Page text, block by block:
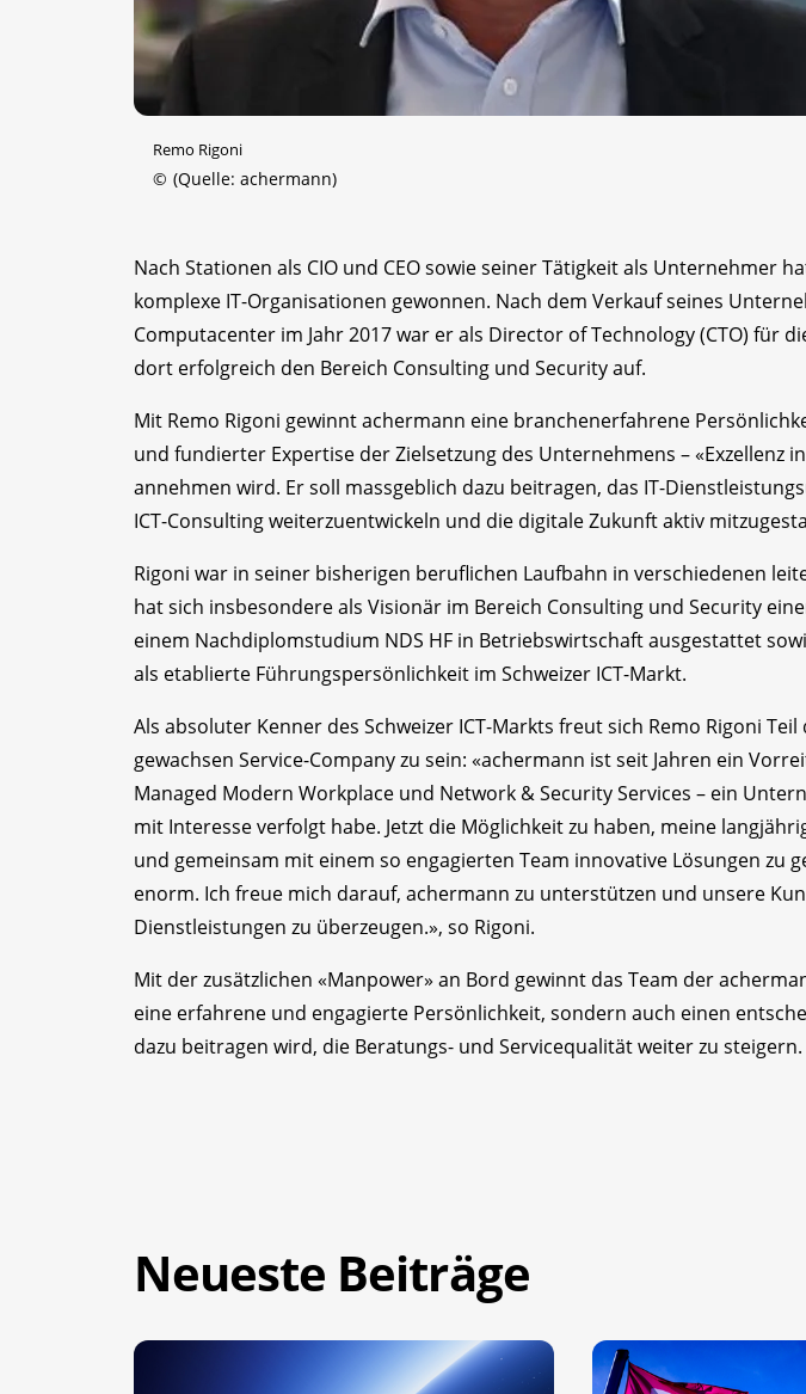
Remo Rigoni
© (Quelle: achermann)
Nach Stationen als CIO und CEO sowie seiner Tätigkeit als Unternehmer
komplexe IT-Organisationen gewonnen. Nach dem Verkauf seines
Computacenter im Jahr 2017 war er als Director of Technology (CTO) für
dort erfolgreich den Bereich Consulting und Security auf.
Mit Remo Rigoni gewinnt achermann eine branchenerfahrene
und fundierter Expertise der Zielsetzung des Unternehmens – «Exzellenz
annehmen wird. Er soll massgeblich dazu beitragen, das IT-
ICT-Consulting weiterzuentwickeln und die digitale Zukunft aktiv
Rigoni war in seiner bisherigen beruflichen Laufbahn in verschiedenen
hat sich insbesondere als Visionär im Bereich Consulting und Security
einem Nachdiplomstudium NDS HF in Betriebswirtschaft ausgestattet
als etablierte Führungspersönlichkeit im Schweizer ICT-Markt.
Als absoluter Kenner des Schweizer ICT-Markts freut sich Remo Rigoni
gewachsen Service-Company zu sein: «achermann ist seit Jahren ein
Managed Modern Workplace und Network & Security Services – ein
mit Interesse verfolgt habe. Jetzt die Möglichkeit zu haben, meine
und gemeinsam mit einem so engagierten Team innovative Lösungen zu
enorm. Ich freue mich darauf, achermann zu unterstützen und unsere
Dienstleistungen zu überzeugen.», so Rigoni.
Mit der zusätzlichen «Manpower» an Bord gewinnt das Team der
eine erfahrene und engagierte Persönlichkeit, sondern auch einen
dazu beitragen wird, die Beratungs- und Servicequalität weiter zu steigern.
Neueste Beiträge